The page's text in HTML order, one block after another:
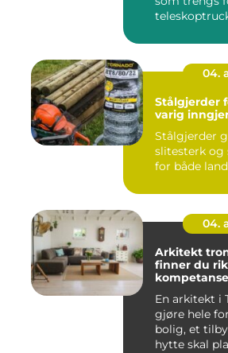
04.
Stålgjerder
varig
Stålgjerder
slitesterk og
for både
04.
Arkitekt
finner du
En arkitekt i
gjøre hele
bolig, et
hytte skal